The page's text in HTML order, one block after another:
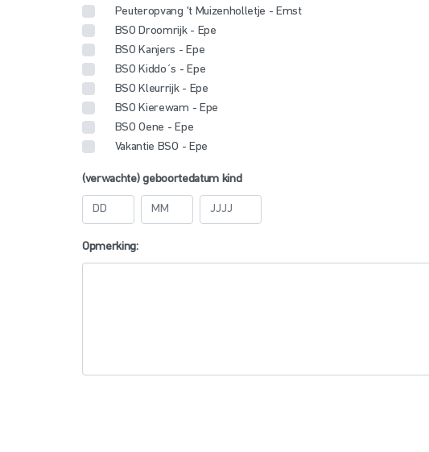
Peuteropvang 't Muizenholletje - Emst
BSO Droomrijk - Epe
BSO Kanjers - Epe
BSO Kiddo´s - Epe
BSO Kleurrijk - Epe
BSO Kierewam - Epe
BSO Oene - Epe
Vakantie BSO - Epe
(verwachte) geboortedatum kind
Opmerking: